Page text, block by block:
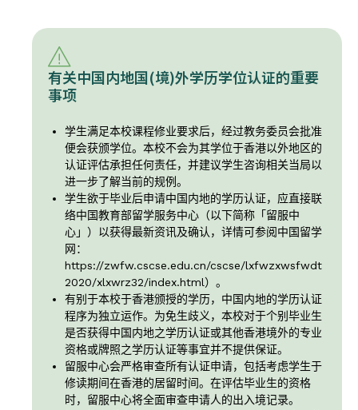
有关中国内地国(境)外学历学位认证的重要
事项
学生满足本校课程修业要求后，经过教务委员会批准
便会获颁学位。本校不会为其学位于香港以外地区的
认证评估承担任何责任，并建议学生咨询相关当局以
进一步了解当前的规例。
学生欲于毕业后申请中国内地的学历认证，应直接联
络中国教育部留学服务中心（以下简称「留服中
心」）以获得最新资讯及确认，详情可参阅中国留学
网：
https://zwfw.cscse.edu.cn/cscse/lxfwzxwsfwdt
2020/xlxwrz32/index.html）。
有别于本校于香港颁授的学历，中国内地的学历认证
程序为独立运作。为免生歧义，本校对于个别毕业生
是否获得中国内地之学历认证或其他香港境外的专业
资格或牌照之学历认证等事宜并不提供保证。
留服中心会严格审查所有认证申请，包括考虑学生于
修读期间在香港的居留时间。在评估毕业生的资格
时，留服中心将全面审查申请人的出入境记录。